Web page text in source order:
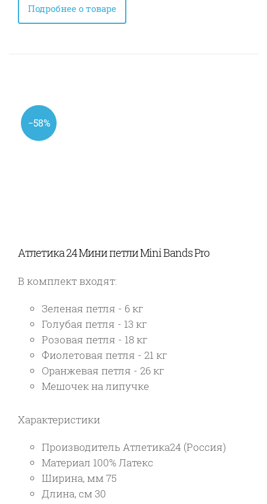
Подробнее о товаре
−58%
Атлетика 24 Мини петли Mini Bands Pro
В комплект входят:
Зеленая петля - 6 кг
Голубая петля - 13 кг
Розовая петля - 18 кг
Фиолетовая петля - 21 кг
Оранжевая петля - 26 кг
Мешочек на липучке
Характеристики
Производитель Атлетика24 (Россия)
Материал 100% Латекс
Ширина, мм 75
Длина, см 30